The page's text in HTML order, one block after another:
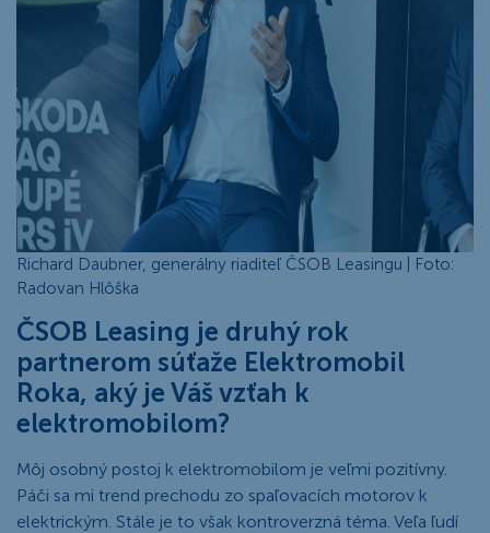
Richard Daubner, generálny riaditeľ ČSOB Leasingu | Foto:
Radovan Hlôška
ČSOB Leasing je druhý rok
partnerom súťaže Elektromobil
Roka, aký je Váš vzťah k
elektromobilom?
Môj osobný postoj k elektromobilom je veľmi pozitívny.
Páči sa mi trend prechodu zo spaľovacích motorov k
elektrickým. Stále je to však kontroverzná téma. Veľa ľudí